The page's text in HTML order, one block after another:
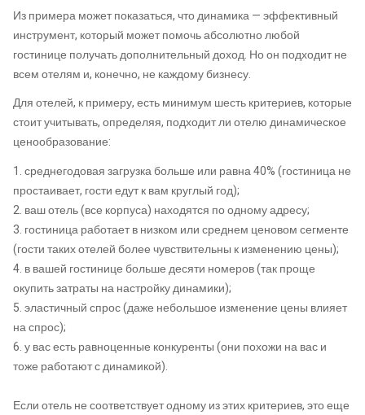
Из примера может показаться, что динамика — эффективный
инструмент, который может помочь абсолютно любой
гостинице получать дополнительный доход. Но он подходит не
всем отелям и, конечно, не каждому бизнесу.
Для отелей, к примеру, есть минимум шесть критериев, которые
стоит учитывать, определяя, подходит ли отелю динамическое
ценообразование:
1. среднегодовая загрузка больше или равна 40% (гостиница не
простаивает, гости едут к вам круглый год);
2. ваш отель (все корпуса) находятся по одному адресу;
3. гостиница работает в низком или среднем ценовом сегменте
(гости таких отелей более чувствительны к изменению цены);
4. в вашей гостинице больше десяти номеров (так проще
окупить затраты на настройку динамики);
5. эластичный спрос (даже небольшое изменение цены влияет
на спрос);
6. у вас есть равноценные конкуренты (они похожи на вас и
тоже работают с динамикой).
Если отель не соответствует одному из этих критериев, это еще